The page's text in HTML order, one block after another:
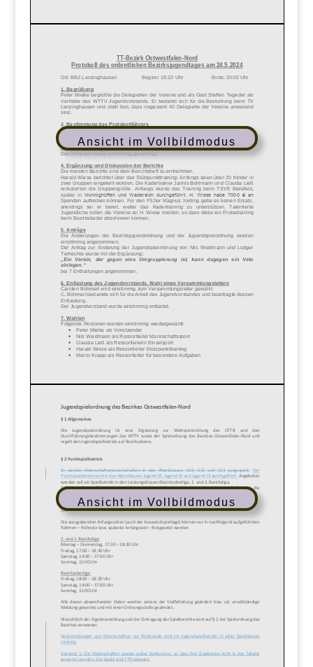
Ansicht im Vollbildmodus
Ansicht im Vollbildmodus